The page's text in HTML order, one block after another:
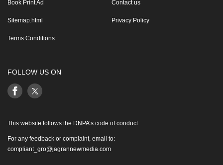
Book Print Ad Contact us
Sitemap.html Privacy Policy
Terms Conditions
FOLLOW US ON
This website follows the DNPA’s code of conduct
For any feedback or complaint, email to:
compliant_gro@jagrannewmedia.com